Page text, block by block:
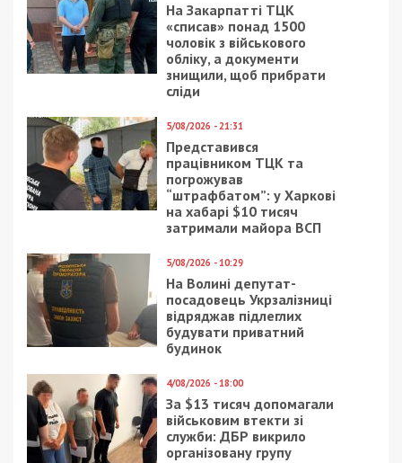
На Закарпатті ТЦК
«списав» понад 1500
чоловік з військового
обліку, а документи
знищили, щоб прибрати
сліди
5/08/2026 - 21:31
Представився
працівником ТЦК та
погрожував
“штрафбатом”: у Харкові
на хабарі $10 тисяч
затримали майора ВСП
5/08/2026 - 10:29
На Волині депутат-
посадовець Укрзалізниці
відряджав підлеглих
будувати приватний
будинок
4/08/2026 - 18:00
За $13 тисяч допомагали
військовим втекти зі
служби: ДБР викрило
організовану групу